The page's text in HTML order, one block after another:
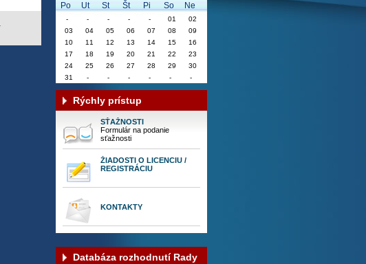
Po Ut St Št Pi So Ne
Rýchly prístup
SŤAŽNOSTI
Formulár na podanie
sťažnosti
ŽIADOSTI O LICENCIU /
REGISTRÁCIU
KONTAKTY
Databáza rozhodnutí Rady